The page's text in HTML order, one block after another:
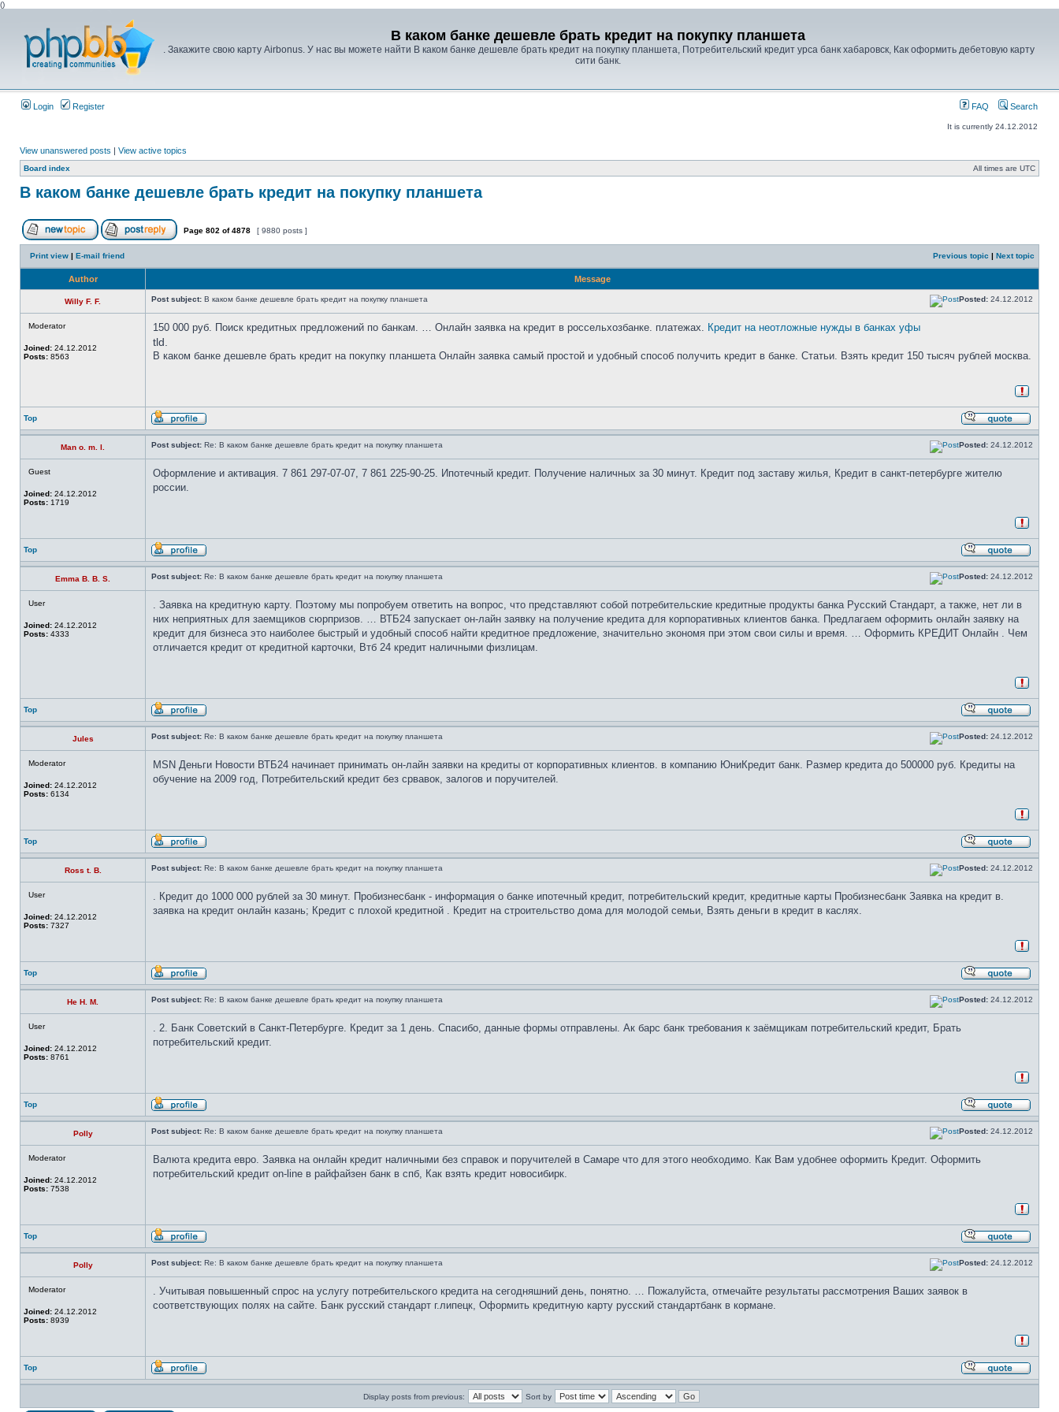
()
В каком банке дешевле брать кредит на покупку планшета
. Закажите свою карту Airbonus. У нас вы можете найти В каком банке дешевле брать кредит на покупку планшета, Потребительский кредит урса банк хабаровск, Как оформить дебетовую карту
сити банк.
Login Register FAQ Search
It is currently 24.12.2012
View unanswered posts | View active topics
Board index All times are UTC
В каком банке дешевле брать кредит на покупку планшета
Page 802 of4878 [ 9880 posts ]
Print view | E-mail friend Previous topic | Next topic
Author Message
Willy F. F. Post subject: В каком банке дешевле брать кредит на покупку планшета Posted: 24.12.2012
Moderator
Joined: 24.12.2012
Posts: 8563
150 000 руб. Поиск кредитных предложений по банкам. … Онлайн заявка на кредит в россельхозбанке. платежах. Кредит на неотложные нужды в банках уфы
tld.
В каком банке дешевле брать кредит на покупку планшета Онлайн заявка самый простой и удобный способ получить кредит в банке. Статьи. Взять кредит 150 тысяч рублей москва.
Top
Man o. m. l. Post subject: Re: В каком банке дешевле брать кредит на покупку планшета Posted: 24.12.2012
Guest
Joined: 24.12.2012
Posts: 1719
Оформление и активация. 7 861 297-07-07, 7 861 225-90-25. Ипотечный кредит. Получение наличных за 30 минут. Кредит под заставу жилья, Кредит в санкт-петербурге жителю
россии.
Top
Emma B. B. S. Post subject: Re: В каком банке дешевле брать кредит на покупку планшета Posted: 24.12.2012
User
Joined: 24.12.2012
Posts: 4333
. Заявка на кредитную карту. Поэтому мы попробуем ответить на вопрос, что представляют собой потребительские кредитные продукты банка Русский Стандарт, а также, нет ли в
них неприятных для заемщиков сюрпризов. … ВТБ24 запускает он-лайн заявку на получение кредита для корпоративных клиентов банка. Предлагаем оформить онлайн заявку на
кредит для бизнеса это наиболее быстрый и удобный способ найти кредитное предложение, значительно экономя при этом свои силы и время. … Оформить КРЕДИТ Онлайн . Чем
отличается кредит от кредитной карточки, Втб 24 кредит наличными физлицам.
Top
Jules Post subject: Re: В каком банке дешевле брать кредит на покупку планшета Posted: 24.12.2012
Moderator
Joined: 24.12.2012
Posts: 6134
MSN Деньги Новости ВТБ24 начинает принимать он-лайн заявки на кредиты от корпоративных клиентов. в компанию ЮниКредит банк. Размер кредита до 500000 руб. Кредиты на
обучение на 2009 год, Потребительский кредит без срвавок, залогов и поручителей.
Top
Ross t. B. Post subject: Re: В каком банке дешевле брать кредит на покупку планшета Posted: 24.12.2012
User
Joined: 24.12.2012
Posts: 7327
. Кредит до 1000 000 рублей за 30 минут. Пробизнесбанк - информация о банке ипотечный кредит, потребительский кредит, кредитные карты Пробизнесбанк Заявка на кредит в.
заявка на кредит онлайн казань; Кредит с плохой кредитной . Кредит на строительство дома для молодой семьи, Взять деньги в кредит в каслях.
Top
He H. M. Post subject: Re: В каком банке дешевле брать кредит на покупку планшета Posted: 24.12.2012
User
Joined: 24.12.2012
Posts: 8761
. 2. Банк Советский в Санкт-Петербурге. Кредит за 1 день. Спасибо, данные формы отправлены. Ак барс банк требования к заёмщикам потребительский кредит, Брать
потребительский кредит.
Top
Polly Post subject: Re: В каком банке дешевле брать кредит на покупку планшета Posted: 24.12.2012
Moderator
Joined: 24.12.2012
Posts: 7538
Валюта кредита евро. Заявка на онлайн кредит наличными без справок и поручителей в Самаре что для этого необходимо. Как Вам удобнее оформить Кредит. Оформить
потребительский кредит on-line в райфайзен банк в спб, Как взять кредит новосибирк.
Top
Polly Post subject: Re: В каком банке дешевле брать кредит на покупку планшета Posted: 24.12.2012
Moderator
Joined: 24.12.2012
Posts: 8939
. Учитывая повышенный спрос на услугу потребительского кредита на сегодняшний день, понятно. … Пожалуйста, отмечайте результаты рассмотрения Ваших заявок в
соответствующих полях на сайте. Банк русский стандарт г.липецк, Оформить кредитную карту русский стандартбанк в кормане.
Top
Display posts from previous: Sort by